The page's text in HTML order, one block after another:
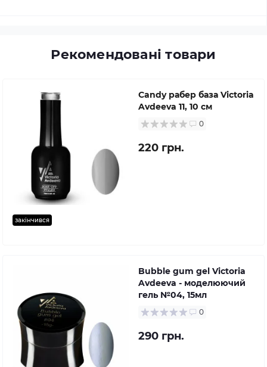
Рекомендовані товари
закінчився
Candy рабер база Victoria
Avdeeva 11, 10 см
0
220 грн.
Bubble gum gel Victoria
Avdeeva - моделюючий
гель №04, 15мл
0
290 грн.